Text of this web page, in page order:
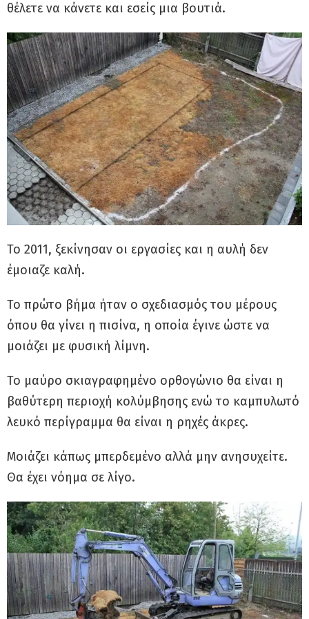
θέλετε να κάνετε και εσείς μια βουτιά.
Το 2011, ξεκίνησαν οι εργασίες και η αυλή δεν
έμοιαζε καλή.
Το πρώτο βήμα ήταν ο σχεδιασμός του μέρους
όπου θα γίνει η πισίνα, η οποία έγινε ώστε να
μοιάζει με φυσική λίμνη.
Το μαύρο σκιαγραφημένο ορθογώνιο θα είναι η
βαθύτερη περιοχή κολύμβησης ενώ το καμπυλωτό
λευκό περίγραμμα θα είναι η ρηχές άκρες.
Μοιάζει κάπως μπερδεμένο αλλά μην ανησυχείτε.
Θα έχει νόημα σε λίγο.